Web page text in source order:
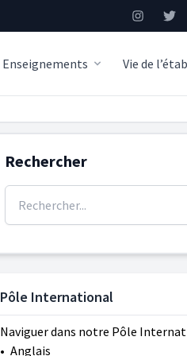
Instagram
Enseignements Vie de
Rechercher
Pôle International
Naviguer dans notre Pôle
• Anglais